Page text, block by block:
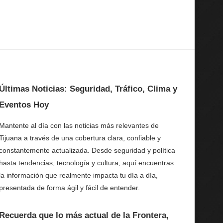
Noticias: Seguridad, Tráfico, Clima y
Hoy
al día con las noticias más relevantes de
a través de una cobertura clara, confiable y
actualizada. Desde seguridad y política
tendencias, tecnología y cultura, aquí encuentras
información que realmente impacta tu día a día,
de forma ágil y fácil de entender.
que lo más actual de la Frontera,